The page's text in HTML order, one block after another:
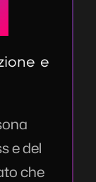
e
e del
che